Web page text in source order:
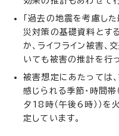
「過去の地震を考慮し
災対策の基礎資料とす
か、ライフライン被害
いても被害の推計を行
被害想定にあたっては
感じられる季節・時間帯
夕18時（午後6時））
定しています。